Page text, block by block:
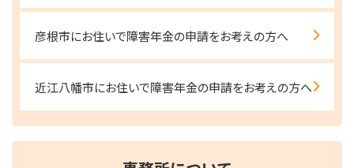
彦根市にお住いで障害年金の申請をお考えの方へ
近江八幡市にお住いで障害年金の申請をお考えの方へ